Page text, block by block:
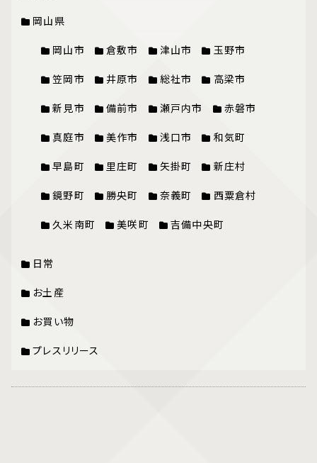
岡山県
岡山市 倉敷市 津山市 玉野市
笠岡市 井原市 総社市 高梁市
新見市 備前市 瀬戸内市 赤磐市
真庭市 美作市 浅口市 和気町
早島町 里庄町 矢掛町 新庄村
鏡野町 勝央町 奈義町 西粟倉村
久米南町 美咲町 吉備中央町
日常
お土産
お買い物
プレスリリース